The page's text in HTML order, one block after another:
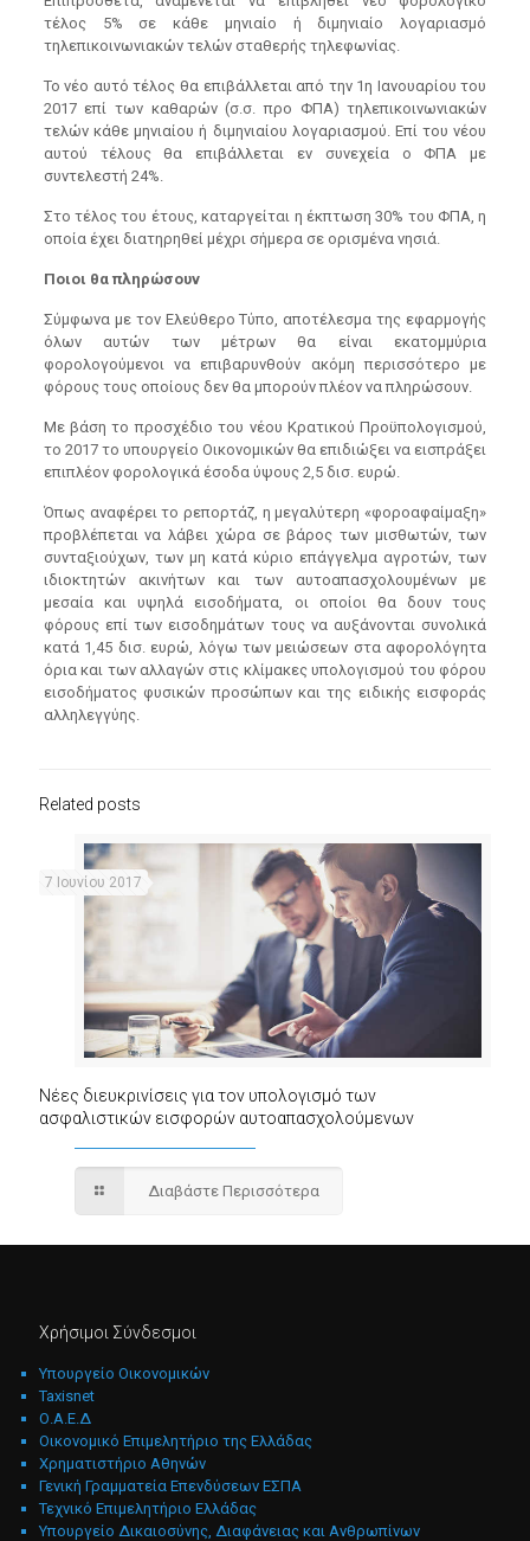
τέλος 5% σε κάθε μηνιαίο ή διμηνιαίο λογαριασμό
τηλεπικοινωνιακών τελών σταθερής τηλεφωνίας.
Το νέο αυτό τέλος θα επιβάλλεται από την 1η Ιανουαρίου του
2017 επί των καθαρών (σ.σ. προ ΦΠΑ) τηλεπικοινωνιακών
τελών κάθε μηνιαίου ή διμηνιαίου λογαριασμού. Επί του νέου
αυτού τέλους θα επιβάλλεται εν συνεχεία ο ΦΠΑ με
συντελεστή 24%.
Στο τέλος του έτους, καταργείται η έκπτωση 30% του ΦΠΑ, η
οποία έχει διατηρηθεί μέχρι σήμερα σε ορισμένα νησιά.
Ποιοι θα πληρώσουν
Σύμφωνα με τον Ελεύθερο Τύπο, αποτέλεσμα της εφαρμογής
όλων αυτών των μέτρων θα είναι εκατομμύρια
φορολογούμενοι να επιβαρυνθούν ακόμη περισσότερο με
φόρους τους οποίους δεν θα μπορούν πλέον να πληρώσουν.
Με βάση το προσχέδιο του νέου Κρατικού Προϋπολογισμού,
το 2017 το υπουργείο Οικονομικών θα επιδιώξει να εισπράξει
επιπλέον φορολογικά έσοδα ύψους 2,5 δισ. ευρώ.
Όπως αναφέρει το ρεπορτάζ, η μεγαλύτερη «φοροαφαίμαξη»
προβλέπεται να λάβει χώρα σε βάρος των μισθωτών, των
συνταξιούχων, των μη κατά κύριο επάγγελμα αγροτών, των
ιδιοκτητών ακινήτων και των αυτοαπασχολουμένων με
μεσαία και υψηλά εισοδήματα, οι οποίοι θα δουν τους
φόρους επί των εισοδημάτων τους να αυξάνονται συνολικά
κατά 1,45 δισ. ευρώ, λόγω των μειώσεων στα αφορολόγητα
όρια και των αλλαγών στις κλίμακες υπολογισμού του φόρου
εισοδήματος φυσικών προσώπων και της ειδικής εισφοράς
αλληλεγγύης.
Related posts
7 Ιουνίου 2017
Νέες διευκρινίσεις για τον υπολογισμό των
ασφαλιστικών εισφορών αυτοαπασχολούμενων
Διαβάστε Περισσότερα
Χρήσιμοι Σύνδεσμοι
Υπουργείο Οικονομικών
Taxisnet
Ο.Α.Ε.Δ
Οικονομικό Επιμελητήριο της Ελλάδας
Χρηματιστήριο Αθηνών
Γενική Γραμματεία Επενδύσεων ΕΣΠΑ
Τεχνικό Επιμελητήριο Ελλάδας
Υπουργείο Δικαιοσύνης, Διαφάνειας και Ανθρωπίνων